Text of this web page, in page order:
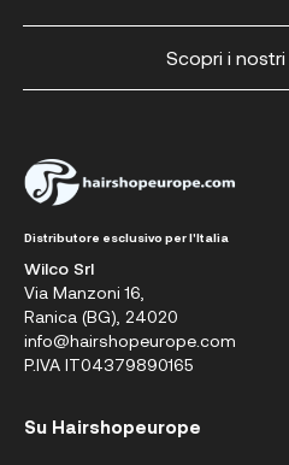
Scopri i
Distributore esclusivo per l'Italia
Wilco Srl
Via Manzoni 16,
Ranica (BG), 24020
info@hairshopeurope.com
P.IVA IT04379890165
Su Hairshopeurope